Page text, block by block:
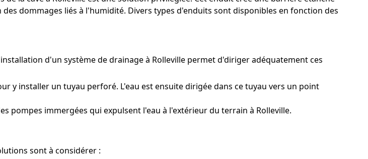
dommages liés à l'humidité. Divers types d'enduits sont disponibles en fonction des
d'un système de drainage à Rolleville permet d'diriger adéquatement ces
y installer un tuyau perforé. L'eau est ensuite dirigée dans ce tuyau vers un point
pompes immergées qui expulsent l'eau à l'extérieur du terrain à Rolleville.
sont à considérer :